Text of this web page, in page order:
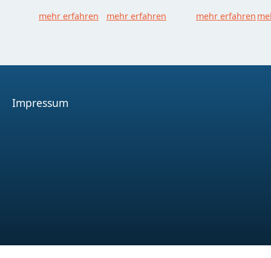
mehr erfahren mehr erfahren
mehr erfahren
Impressum